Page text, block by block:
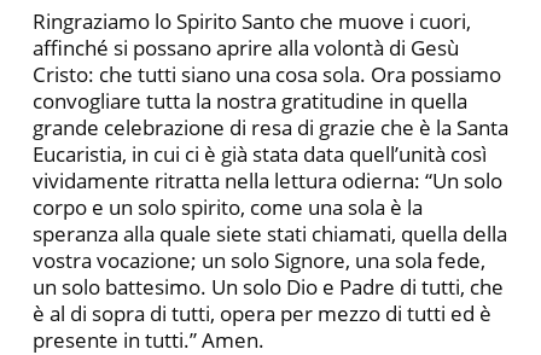
Ringraziamo lo Spirito Santo che muove i cuori,
affinché si possano aprire alla volontà di Gesù
Cristo: che tutti siano una cosa sola. Ora possiamo
convogliare tutta la nostra gratitudine in quella
grande celebrazione di resa di grazie che è la Santa
Eucaristia, in cui ci è già stata data quell’unità così
vividamente ritratta nella lettura odierna: “Un solo
corpo e un solo spirito, come una sola è la
speranza alla quale siete stati chiamati, quella della
vostra vocazione; un solo Signore, una sola fede,
un solo battesimo. Un solo Dio e Padre di tutti, che
è al di sopra di tutti, opera per mezzo di tutti ed è
presente in tutti.” Amen.